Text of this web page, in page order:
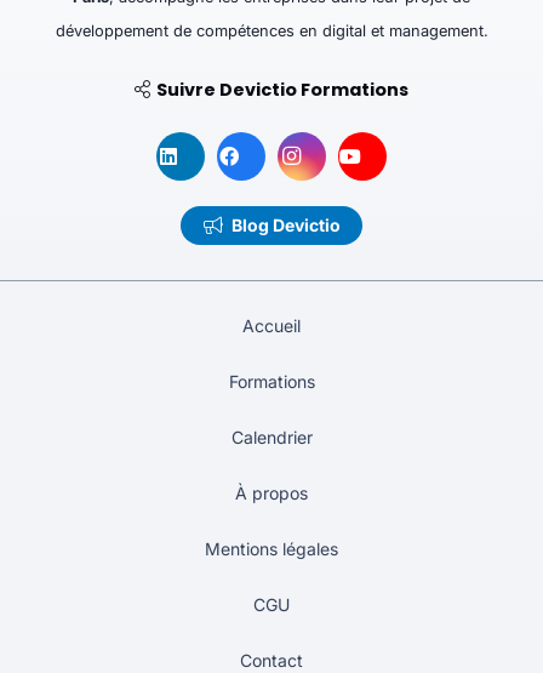
développement de compétences en digital et management.
Suivre Devictio Formations
Blog Devictio
Accueil
Formations
Calendrier
À propos
Mentions légales
CGU
Contact